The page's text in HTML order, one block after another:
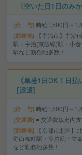
〈空いた日1日のみ
給 与 時給1,500円～
勤務地
【宇治市】宇治
駅・宇治(京阪線)駅・小
駅など勤務地多数！
《単発1日OK！日
[派遣]
給 与 時給1,500円～
交通費 ■ 交通費規定内
勤務地
【京都市北区】
野白梅町駅・等持院・立
など勤務地多数！